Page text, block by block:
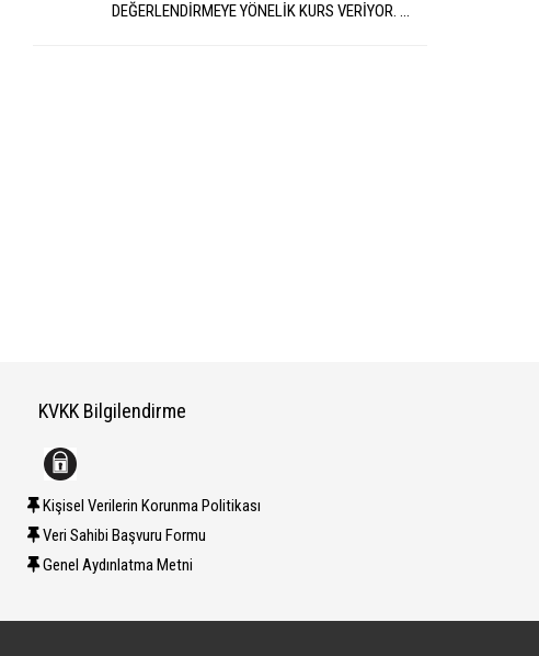
DEĞERLENDİRMEYE YÖNELİK KURS VERİYOR. ...
KVKK Bilgilendirme
Kişisel Verilerin Korunma Politikası
Veri Sahibi Başvuru Formu
Genel Aydınlatma Metni